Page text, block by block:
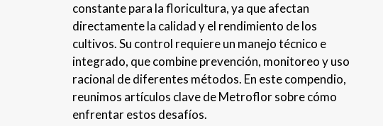
constante para la floricultura, ya que afectan
directamente la calidad y el rendimiento de los
cultivos. Su control requiere un manejo técnico e
integrado, que combine prevención, monitoreo y uso
racional de diferentes métodos. En este compendio,
reunimos artículos clave de Metroflor sobre cómo
enfrentar estos desafíos.